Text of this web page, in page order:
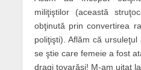
miliţiştilor (această
obţinută prin convertirea
poliţişti). Aflăm că
se ştie care femeie a fost
dragi tovarăşi! M-am uitat